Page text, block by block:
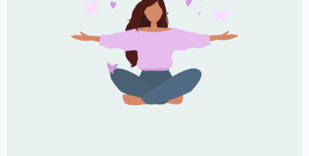
по‑різному: що каже нейронаука
Чому культура звинувачення стала нормою — і як
зменшити її вплив у стосунках і на роботі
8 Липня, 2026